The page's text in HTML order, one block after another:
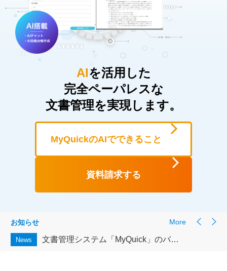
AIを活用した
完全ペーパレスな
文書管理を実現します。
MyQuickのAIでできること
資料請求する
お知らせ
News 文書管理システム「MyQuick」のバージョン9.2をリリースします
More